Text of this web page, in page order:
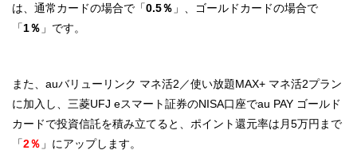
は、通常カードの場合で「0.5％ 」、ゴールドカードの場合で
「1％ 」です。
また、auバリューリンク マネ活2／使い放題MAX+ マネ活2プラン
に加入し、三菱UFJ eスマート証券のNISA口座でau PAY ゴールド
カードで投資信託を積み立てると、ポイント還元率は月5万円まで
「2％ 」にアップします。